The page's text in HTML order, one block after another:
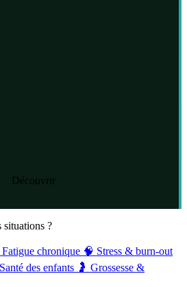
Découvrir
situations ?
Fatigue chronique 🧠 Stress & burn-out
Santé des enfants 🤰 Grossesse &